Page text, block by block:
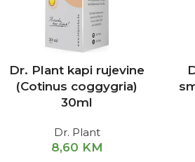
Dr. Plant kapi rujevine
(Cotinus coggygria)
30ml
Dr. Plant
8,60 KM